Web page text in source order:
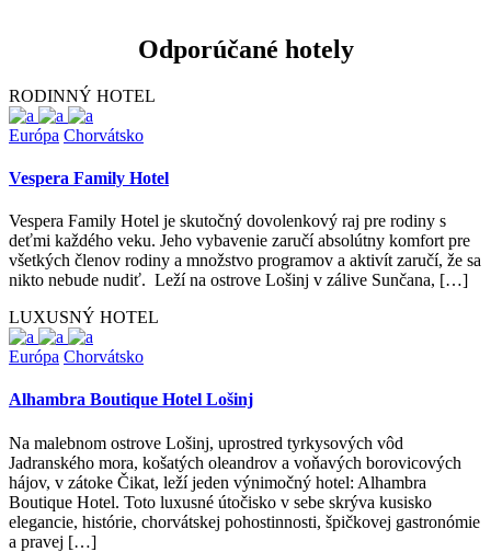
Odporúčané hotely
RODINNÝ HOTEL
Európa Chorvátsko
Vespera Family Hotel
Vespera Family Hotel je skutočný dovolenkový raj pre rodiny s
deťmi každého veku. Jeho vybavenie zaručí absolútny komfort pre
všetkých členov rodiny a množstvo programov a aktivít zaručí, že sa
nikto nebude nudiť. Leží na ostrove Lošinj v zálive Sunčana, […]
LUXUSNÝ HOTEL
Európa Chorvátsko
Alhambra Boutique Hotel Lošinj
Na malebnom ostrove Lošinj, uprostred tyrkysových vôd
Jadranského mora, košatých oleandrov a voňavých borovicových
hájov, v zátoke Čikat, leží jeden výnimočný hotel: Alhambra
Boutique Hotel. Toto luxusné útočisko v sebe skrýva kusisko
elegancie, histórie, chorvátskej pohostinnosti, špičkovej gastronómie
a pravej […]